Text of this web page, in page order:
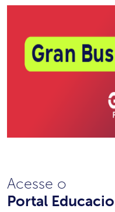
Acesse o
Portal